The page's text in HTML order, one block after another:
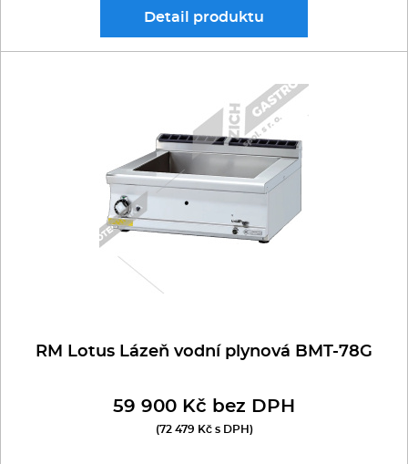
Detail produktu
RM Lotus Lázeň vodní plynová BMT-78G
59 900 Kč bez DPH
(72 479 Kč s DPH)